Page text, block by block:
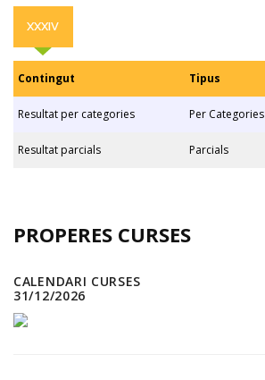
XXXIV
Contingut Tipus
Resultat per categories Per Categories
Resultat parcials Parcials
PROPERES CURSES
CALENDARI CURSES
31/12/2026